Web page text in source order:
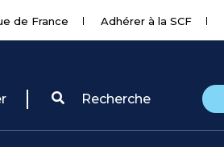
de France Adhérer à la SCF
Recherche